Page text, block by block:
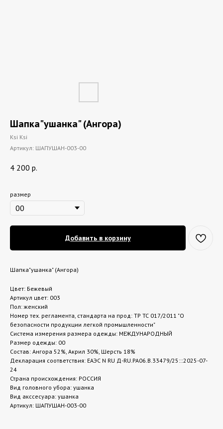
Шапка"ушанка" (Ангора)
Ksi Ksi
Артикул: ШАПУШАН-003-00
4 200 р.
размер
Добавить в корзину
Шапка"ушанка" (Ангора)
Цвет: Бежевый
Артикул цвет: 003
Пол: женский
Номер тех. регламента, стандарта на прод: ТР ТС 017/2011 "О
безопасности продукции легкой промышленности"
Система измерения размера одежды: МЕЖДУНАРОДНЫЙ
Размер одежды: 00
Состав: Ангора 52%, Акрил 30%, Шерсть 18%
Декларация соответствия: ЕАЭС N RU Д-RU.РА06.В.33479/25:::2025-07-
24
Страна происхождения: РОССИЯ
Вид головного убора: ушанка
Вид акссесуара: ушанка
Артикул: ШАПУШАН-003-00